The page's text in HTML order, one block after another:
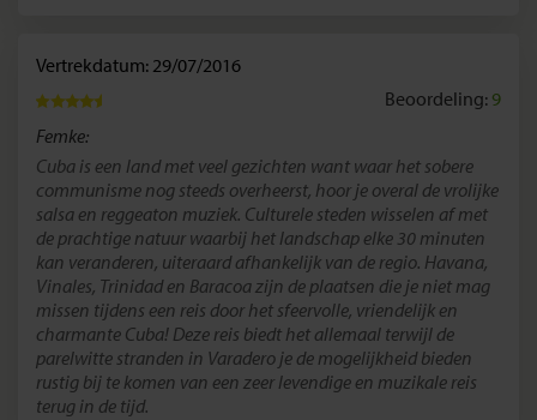
Vertrekdatum: 29/07/2016
Beoordeling: 9
Femke:
Cuba is een land met veel gezichten want waar het sobere
communisme nog steeds overheerst, hoor je overal de vrolijke
salsa en reggeaton muziek. Culturele steden wisselen af met
de prachtige natuur waarbij het landschap elke 30 minuten
kan veranderen, uiteraard afhankelijk van de regio. Havana,
Vinales, Trinidad en Baracoa zijn de plaatsen die je niet mag
missen tijdens een reis door het sfeervolle, vriendelijk en
charmante Cuba! Deze reis biedt het allemaal terwijl de
parelwitte stranden in Varadero je de mogelijkheid bieden
rustig bij te komen van een zeer levendige en muzikale reis
terug in de tijd.